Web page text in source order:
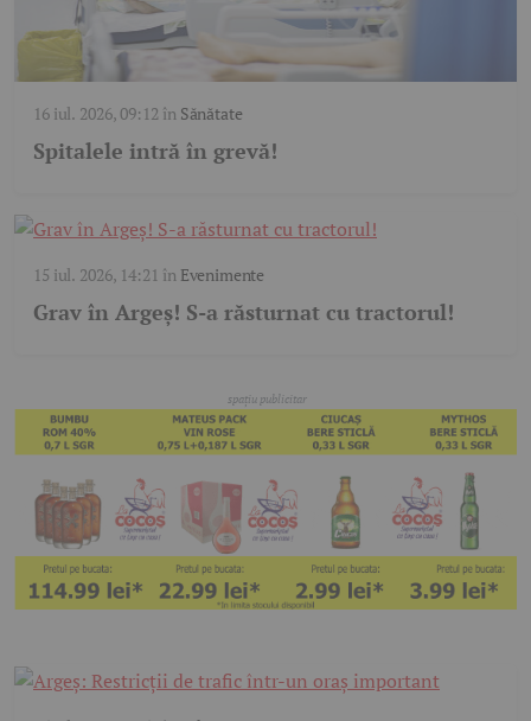
16 iul. 2026, 09:12 în Sănătate
Spitalele intră în grevă!
15 iul. 2026, 14:21 în Evenimente
Grav în Argeș! S-a răsturnat cu tractorul!